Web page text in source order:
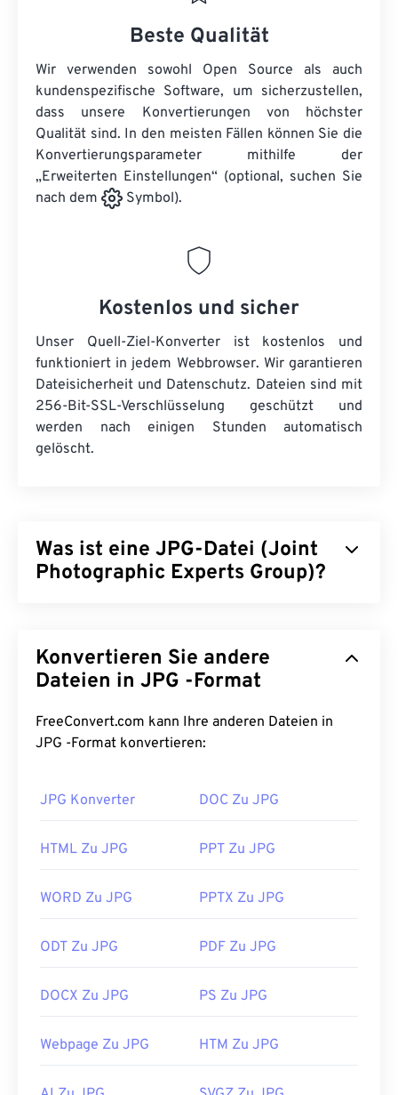
Beste Qualität
Wir verwenden sowohl Open Source als auch
kundenspezifische Software, um sicherzustellen,
dass unsere Konvertierungen von höchster
Qualität sind. In den meisten Fällen können Sie die
Konvertierungsparameter mithilfe der
„Erweiterten Einstellungen“ (optional, suchen Sie
nach dem
Symbol).
Kostenlos und sicher
Unser Quell-Ziel-Konverter ist kostenlos und
funktioniert in jedem Webbrowser. Wir garantieren
Dateisicherheit und Datenschutz. Dateien sind mit
256-Bit-SSL-Verschlüsselung geschützt und
werden nach einigen Stunden automatisch
gelöscht.
Was ist eine JPG-Datei (Joint
Photographic Experts Group)?
mithilfe eines Algorithmus komprimiert. Die hohe
Komprimierung von JPG ist der Grund für seine
Größe eignen sich JPG-Dateien hervorragend für
den Transport im Internet und die Verwendung auf
reduzieren!
benötigen, können Sie
JPG in WebP konvertieren,
Dateiformat.
Wie öffnet man eine JPG-Datei?
erkennen und können JPG-Dateien öffnen. Ein
in der Regel in Ihrem Standard-Bildbetrachter,
Anwendung zum Öffnen der Datei auszuwählen,
Konvertieren Sie andere
Dateien in JPG -Format
FreeConvert.com kann Ihre anderen Dateien in
JPG -Format konvertieren:
JPG Konverter DOC Zu JPG
HTML Zu JPG PPT Zu JPG
WORD Zu JPG PPTX Zu JPG
ODT Zu JPG PDF Zu JPG
DOCX Zu JPG PS Zu JPG
Webpage Zu JPG HTM Zu JPG